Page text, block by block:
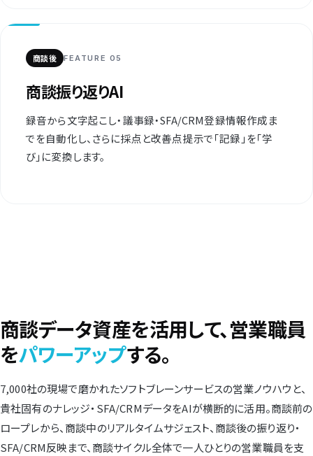
商談後 FEATURE 05
商談振り返りAI
録音から文字起こし・議事録・SFA/CRM登録情報作成ま
でを自動化し、さらに採点と改善点提示で「記録」を「学
び」に変換します。
商談データ資産を活用して、営業職員
をパワーアップする。
7,000社の現場で磨かれたソフトブレーンサービスの営業ノウハウと、
貴社固有のナレッジ・SFA/CRMデータをAIが横断的に活用。商談前の
ロープレから、商談中のリアルタイムサジェスト、商談後の振り返り・
SFA/CRM反映まで、商談サイクル全体で一人ひとりの営業職員を支